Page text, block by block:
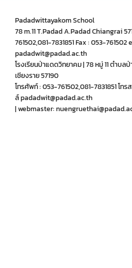
Padadwittayakom School
78 m.11 T.Padad A.Padad Chiangrai
761502,081-7831851 Fax : 053-761502
padadwit@padad.ac.th
โรงเรียนป่าแดดวิทยาคม | 78 หมู่ 11 ตำบ
เชียงราย 57190
โทรศัพท์ : 053-761502,081-7831851 โทร
ล์ padadwit@padad.ac.th
| webmaster: